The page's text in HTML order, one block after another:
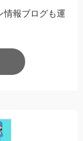
情報ブログも運